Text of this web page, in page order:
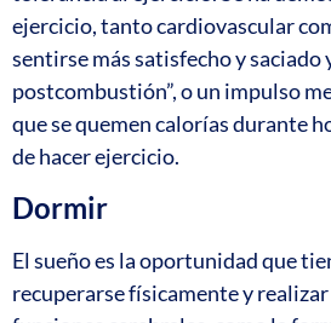
ejercicio, tanto cardiovascular
sentirse más satisfecho y saciado
postcombustión”, o un impulso
que se quemen calorías durante
de hacer ejercicio.
Dormir
El sueño es la oportunidad que
recuperarse físicamente y